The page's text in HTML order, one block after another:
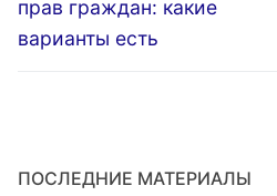
записям
прав граждан: какие
варианты есть
ПОСЛЕДНИЕ МАТЕРИАЛЫ